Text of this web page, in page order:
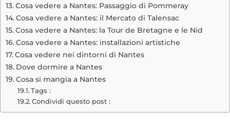
Cosa vedere a Nantes: Passaggio di Pommeray
Cosa vedere a Nantes: il Mercato di Talensac
Cosa vedere a Nantes: la Tour de Bretagne e le Nid
Cosa vedere a Nantes: installazioni artistiche
Cosa vedere nei dintorni di Nantes
Dove dormire a Nantes
Cosa si mangia a Nantes
Tags :
Condividi questo post :